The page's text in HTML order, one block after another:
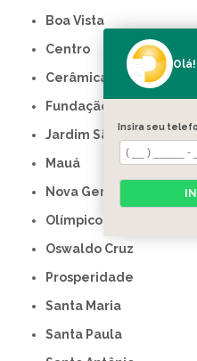
Boa Vista
Centro
Cerâmica
Fundação
Jardim São Caetano
Mauá
Nova Gerty
Olímpico
Oswaldo Cruz
Prosperidade
Santa Maria
Santa Paula
Insira seu